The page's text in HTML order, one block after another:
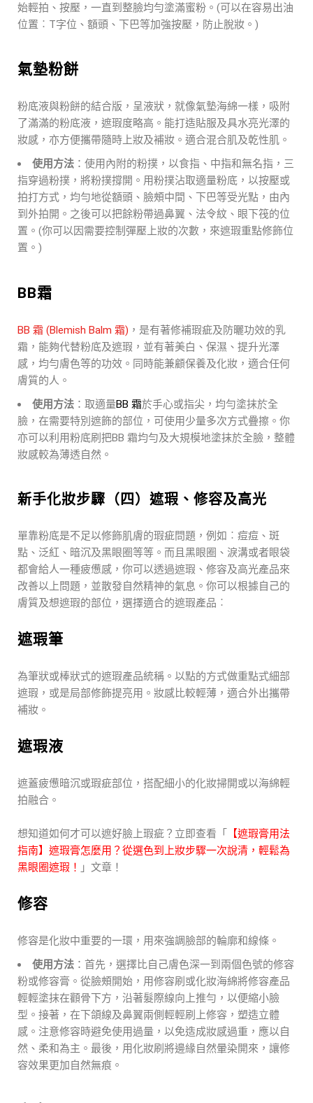
始輕拍、按壓，一直到整臉均勻塗滿蜜粉。(可以在容易出油
位置︰T字位、額頭、下巴等加強按壓，防止脫妝。)
氣墊粉餅
粉底液與粉餅的結合版，呈液狀，就像氣墊海綿一樣，吸附
了滿滿的粉底液，遮瑕度略高。能打造貼服及具水亮光澤的
妝感，亦方便攜帶隨時上妝及補妝。適合混合肌及乾性肌。
使用方法 ：使用內附的粉撲，以食指、中指和無名指，三
指穿過粉撲，將粉撲撐開。用粉撲沾取適量粉底，以按壓或
拍打方式，均勻地從額頭、臉頰中間、下巴等受光點，由內
到外拍開。之後可以把餘粉帶過鼻翼、法令紋、眼下筏的位
置。(你可以因需要控制彈壓上妝的次數，來遮瑕重點修飾位
置。)
BB霜
BB 霜 (Blemish Balm 霜) ，是有著修補瑕疵及防曬功效的乳
霜，能夠代替粉底及遮瑕，並有著美白、保濕、提升光澤
感，均勻膚色等的功效。同時能兼顧保養及化妝，適合任何
膚質的人。
使用方法 ：取適量BB 霜於手心或指尖，均勻塗抹於全
臉，在需要特別遮飾的部位，可使用少量多次方式疊擦。你
亦可以利用粉底刷把BB 霜均勻及大規模地塗抹於全臉，整體
妝感較為薄透自然。
新手化妝步驟（四）遮瑕、修容及高光
單靠粉底是不足以修飾肌膚的瑕疵問題，例如︰痘痘、斑
點、泛紅、暗沉及黑眼圈等等。而且黑眼圈、淚溝或者眼袋
都會給人一種疲憊感，你可以透過遮瑕、修容及高光產品來
改善以上問題，並散發自然精神的氣息。你可以根據自己的
膚質及想遮瑕的部位，選擇適合的遮瑕產品︰
遮瑕筆
為筆狀或棒狀式的遮瑕產品統稱。以點的方式做重點式細部
遮瑕，或是局部修飾提亮用。妝感比較輕薄，適合外出攜帶
補妝。
遮瑕液
遮蓋疲憊暗沉或瑕疵部位，搭配細小的化妝掃開或以海綿輕
拍融合。
想知道如何才可以遮好臉上瑕疵？立即查看「
【遮瑕膏用法
指南】遮瑕膏怎麼用？從選色到上妝步驟一次說清，輕鬆為
黑眼圈遮瑕！ 」文章！
修容
修容是化妝中重要的一環，用來強調臉部的輪廓和線條。
使用方法 ：首先，選擇比自己膚色深一到兩個色號的修容
粉或修容膏。從臉頰開始，用修容刷或化妝海綿將修容產品
輕輕塗抹在顴骨下方，沿著髮際線向上推勻，以便縮小臉
型。接著，在下頜線及鼻翼兩側輕輕刷上修容，塑造立體
感。注意修容時避免使用過量，以免造成妝感過重，應以自
然、柔和為主。最後，用化妝刷將邊緣自然暈染開來，讓修
容效果更加自然無痕。